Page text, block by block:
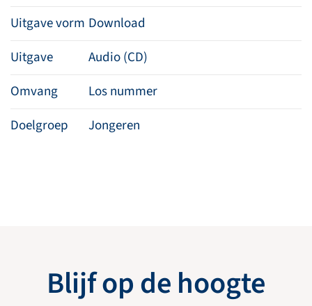
Uitgave vorm Download
Uitgave
Audio (CD)
Omvang
Los nummer
Doelgroep
Jongeren
Blijf op de hoogte